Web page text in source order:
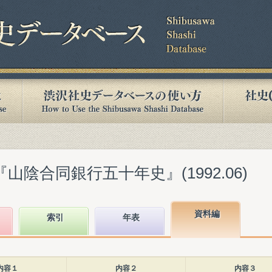
山陰合同銀行五十年史』(1992.06)
索引 年表 資料編
容１ 内容２ 内容３